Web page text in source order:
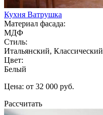
Кухня Ватрушка
Материал фасада:
МДФ
Стиль:
Итальянский, Классический
Цвет:
Белый
Цена: от 32 000 руб.
Рассчитать